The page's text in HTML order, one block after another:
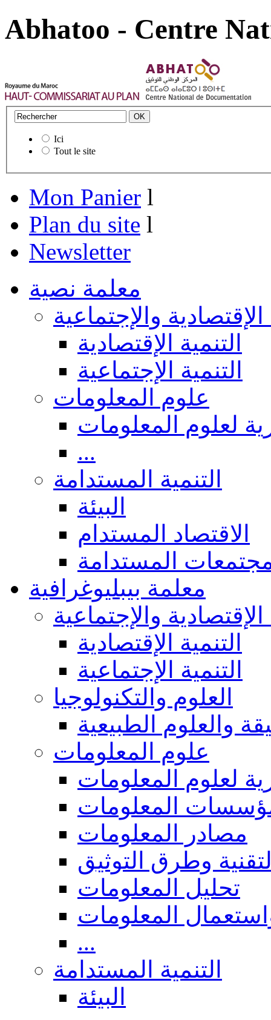
Abhatoo - Centre
Ici
Tout le site
Mon Panier l
Plan du site l
Newsletter
معلمة نصية
الإقتصادية والإجتماعية
التنمية الإقتصادية
التنمية الإجتماعية
علوم المعلومات
لعلوم المعلومات
...
التنمية المستدامة
البيئة
الاقتصاد المستدام
المستدامة
معلمة بيبليوغرافية
الإقتصادية والإجتماعية
التنمية الإقتصادية
التنمية الإجتماعية
العلوم والتكنولوجيا
والعلوم الطبيعية
علوم المعلومات
لعلوم المعلومات
المعلومات
مصادر المعلومات
وطرق التوثيق
تحليل المعلومات
المعلومات
...
التنمية المستدامة
البيئة